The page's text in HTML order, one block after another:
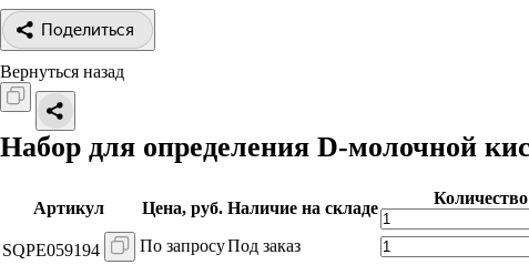
Поделиться
Вернуться назад
Набор для определения D-молочной
Артикул Цена, руб. Наличие на складе
Количество
SQPE059194 По запросуПод заказ